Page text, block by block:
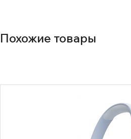
Похожие товары